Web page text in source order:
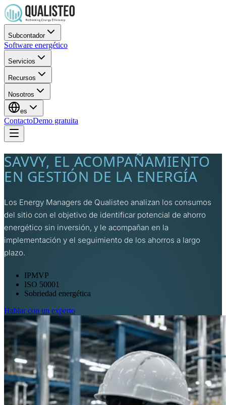
Subcontador
Software energético
Servicios
Recursos
Nosotros
es
ContactoDemo gratuita
SAVVY, EL ACOMPAÑAMIENTO
EN GESTIÓN DE LA ENERGÍA
Los Energy Managers de Qualisteo analizan los consumos
del sitio con el objetivo de identificar potencial de ahorro
energético sin inversión, y le acompañan en la
implementación y el seguimiento de los ahorros a largo
plazo.
IPMVP
ISO 50001
Sobriedad energética
Hablar con un experto